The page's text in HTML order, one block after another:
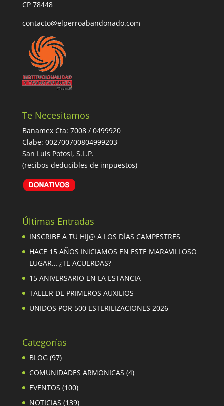
CP 78448
contacto@elperroabandonado.com
Te Necesitamos
Banamex Cta: 7008 / 0499920
Clabe: 002700700804999203
San Luis Potosí, S.L.P.
(recibos deducibles de impuestos)
Últimas Entradas
INSCRIBE A TU HIJ@ A LOS DÍAS CAMPESTRES
HACE 15 AÑOS INICIAMOS EN ESTE MARAVILLOSO
LUGAR… ¿TE ACUERDAS?
15 ANIVERSARIO EN LA ESTANCIA
TALLER DE PRIMEROS AUXILIOS
UNIDOS POR 500 ESTERILIZACIONES 2026
Categorías
BLOG(97)
COMUNIDADES ARMONICAS (4)
EVENTOS (100)
NOTICIAS (139)